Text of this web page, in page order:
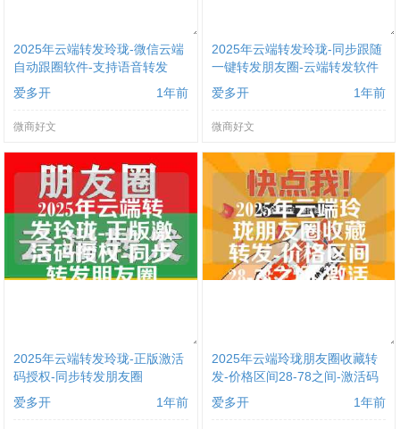
2025年云端转发玲珑-微信云端
自动跟圈软件-支持语音转发
爱多开
1年前
微商好文
2025年云端转发玲珑-同步跟随
一键转发朋友圈-云端转发软件
爱多开
1年前
微商好文
2025年云端转发玲珑-正版激活
码授权-同步转发朋友圈
爱多开
1年前
2025年云端玲珑朋友圈收藏转
发-价格区间28-78之间-激活码
购买
爱多开 1年前